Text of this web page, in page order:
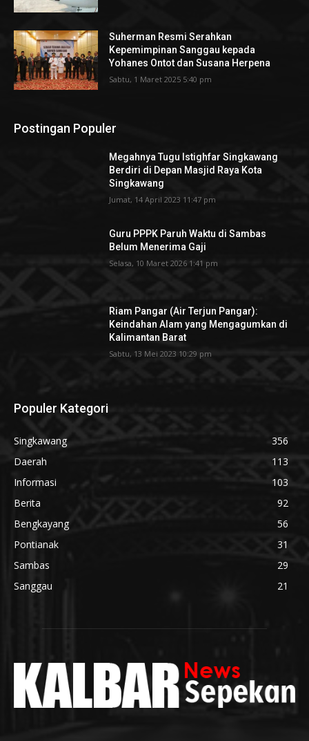
Suherman Resmi Serahkan
Kepemimpinan Sanggau kepada
Yohanes Ontot dan Susana Herpena
Sabtu, 1 Maret 2025 5:40 pm
Postingan Populer
Megahnya Tugu Istighfar Singkawang
Berdiri di Depan Masjid Raya Kota
Singkawang
Jumat, 14 April 2023 11:47 pm
Guru PPPK Paruh Waktu di Sambas
Belum Menerima Gaji
Selasa, 10 Maret 2026 1:41 pm
Riam Pangar (Air Terjun Pangar):
Keindahan Alam yang Mengagumkan di
Kalimantan Barat
Sabtu, 13 Mei 2023 10:29 pm
Populer Kategori
Singkawang
356
Daerah
113
Informasi
103
Berita
92
Bengkayang
56
Pontianak
31
Sambas
29
Sanggau
21